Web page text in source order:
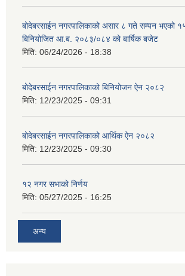
बोदेबरसाईन नगरपालिकाको असार ८ गते सम्पन भएको
बिनियोजित आ.ब. २०८३/०८४ को बार्षिक बजेट
मिति: 06/24/2026 - 18:38
बोदेबरसाईन नगरपालिकाको बिनियोजन ऐन २०८२
मिति: 12/23/2025 - 09:31
बोदेबरसाईन नगरपालिकाको आर्थिक ऐन २०८२
मिति: 12/23/2025 - 09:30
१२ नगर सभाको निर्णय
मिति: 05/27/2025 - 16:25
अन्य